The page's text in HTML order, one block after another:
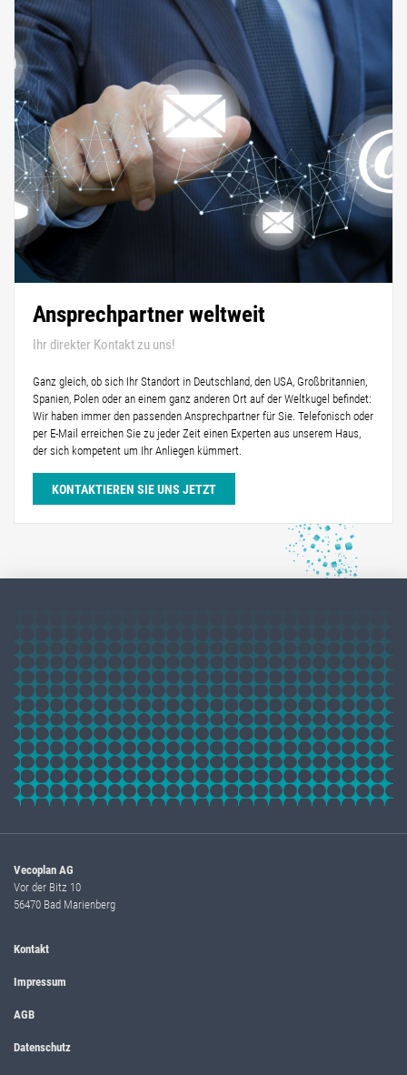
Ansprechpartner weltweit
Ihr direkter Kontakt zu uns!
Ganz gleich, ob sich Ihr Standort in Deutschland, den USA, Großbritannien,
Spanien, Polen oder an einem ganz anderen Ort auf der Weltkugel befindet:
Wir haben immer den passenden Ansprechpartner für Sie. Telefonisch oder
per E-Mail erreichen Sie zu jeder Zeit einen Experten aus unserem Haus,
der sich kompetent um Ihr Anliegen kümmert.
KONTAKTIEREN SIE UNS JETZT
Vecoplan AG
Vor der Bitz 10
56470 Bad Marienberg
Kontakt
Impressum
AGB
Datenschutz